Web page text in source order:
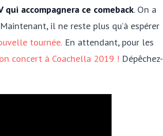
accompagnera ce comeback. On a
il ne reste plus qu’à espérer
tournée. En attendant, pour les
concert à Coachella 2019 ! Dépêchez-